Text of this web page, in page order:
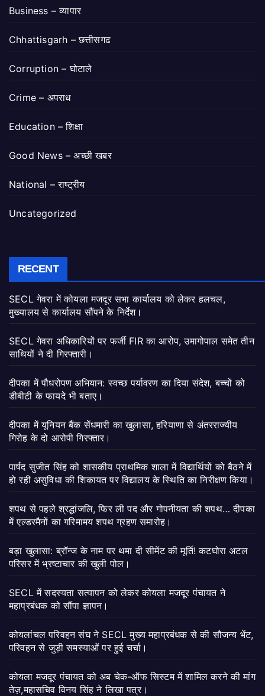
Business – व्यापार
Chhattisgarh – छत्तीसगढ
Corruption – घोटाले
Crime – अपराध
Education – शिक्षा
Good News – अच्छी खबर
National – राष्ट्रीय
Uncategorized
RECENT
SECL गेवरा में कोयला मजदूर सभा कार्यालय को लेकर हलचल,
मुख्यालय से कार्यालय सौंपने के निर्देश।
SECL गेवरा अधिकारियों पर फर्जी FIR का आरोप, उमागोपाल समेत तीन
साथियों ने दी गिरफ्तारी।
दीपका में पौधरोपण अभियान: स्वच्छ पर्यावरण का दिया संदेश, बच्चों को
डीबीटी के फायदे भी बताए।
दीपका में यूनियन बैंक सेंधमारी का खुलासा, हरियाणा से अंतरराज्यीय
गिरोह के दो आरोपी गिरफ्तार।
पार्षद सुजीत सिंह को शासकीय प्राथमिक शाला में विद्यार्थियों को बैठने में
हो रही असुविधा की शिकायत पर विद्यालय के स्थिति का निरीक्षण किया।
शपथ से पहले श्रद्धांजलि, फिर ली पद और गोपनीयता की शपथ… दीपका
में एल्डरमैनों का गरिमामय शपथ ग्रहण समारोह।
बड़ा खुलासा: ब्रॉन्ज के नाम पर थमा दी सीमेंट की मूर्ति! कटघोरा अटल
परिसर में भ्रष्टाचार की खुली पोल।
SECL में सदस्यता सत्यापन को लेकर कोयला मजदूर पंचायत ने
महाप्रबंधक को सौंपा ज्ञापन।
कोयलांचल परिवहन संघ ने SECL मुख्य महाप्रबंधक से की सौजन्य भेंट,
परिवहन से जुड़ी समस्याओं पर हुई चर्चा।
कोयला मजदूर पंचायत को अब चेक-ऑफ सिस्टम में शामिल करने की मांग
तेज़,महासचिव विनय सिंह ने लिखा पत्र।